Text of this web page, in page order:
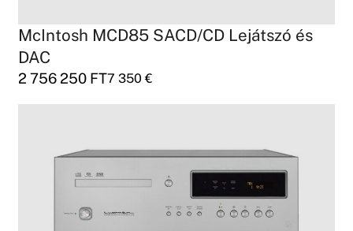
McIntosh MCD85 SACD/CD Lejátszó és
DAC
2 756 250 FT7 350€